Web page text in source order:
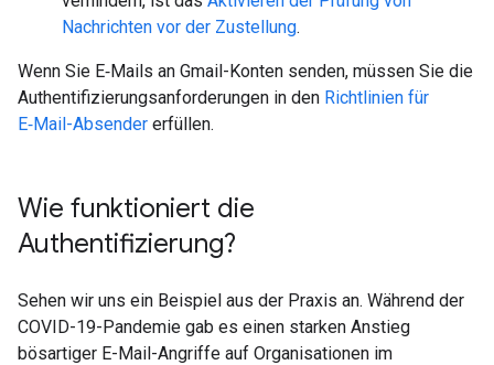
Nachrichten vor der Zustellung.
Wenn Sie E‑Mails an Gmail-Konten senden, müssen Sie die
Authentifizierungsanforderungen in den Richtlinien für
E‑Mail-Absender erfüllen.
Wie funktioniert die
Authentifizierung?
Sehen wir uns ein Beispiel aus der Praxis an. Während der
COVID-19-Pandemie gab es einen starken Anstieg
bösartiger E-Mail-Angriffe auf Organisationen im